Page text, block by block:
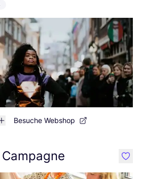
Besuche Webshop
like